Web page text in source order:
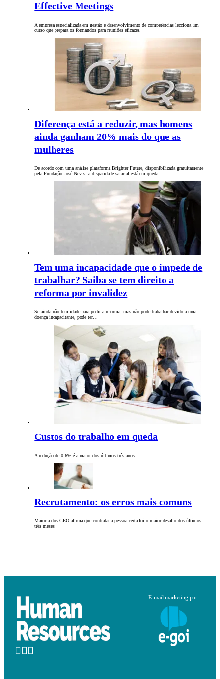
Effective Meetings
A empresa especializada em gestão e desenvolvimento de competências lecciona um
curso que prepara os formandos para reuniões eficazes.
Diferença está a reduzir, mas homens
ainda ganham 20% mais do que as
mulheres
De acordo com uma análise plataforma Brighter Future, disponibilizada gratuitamente
pela Fundação José Neves, a disparidade salarial está em queda…
Tem uma incapacidade que o impede de
trabalhar? Saiba se tem direito a
reforma por invalidez
Se ainda não tem idade para pedir a reforma, mas não pode trabalhar devido a uma
doença incapacitante, pode ter…
Custos do trabalho em queda
A redução de 0,6% é a maior dos últimos três anos
Recrutamento: os erros mais comuns
Maioria dos CEO afirma que contratar a pessoa certa foi o maior desafio dos últimos
três meses
E-mail marketing por: